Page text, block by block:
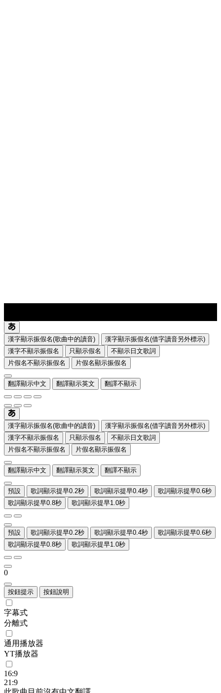
漢字顯示振假名(歌曲中的讀音)
漢字顯示振假名(借字讀音另外標示)
漢字不顯示振假名
只顯示假名
不顯示日文歌詞
片假名不顯示振假名
片假名顯示振假名
翻譯顯示中文 翻譯顯示英文 翻譯不顯示
漢字顯示振假名(歌曲中的讀音)
漢字顯示振假名(借字讀音另外標示)
漢字不顯示振假名
只顯示假名
不顯示日文歌詞
片假名不顯示振假名
片假名顯示振假名
翻譯顯示中文 翻譯顯示英文 翻譯不顯示
預設 歌詞顯示提早0.2秒 歌詞顯示提早0.4秒
歌詞顯示提早0.6秒
歌詞顯示提早0.8秒
歌詞顯示提早1.0秒
預設 歌詞顯示提早0.2秒 歌詞顯示提早0.4秒
歌詞顯示提早0.6秒
歌詞顯示提早0.8秒
歌詞顯示提早1.0秒
0
按鈕提示 按鈕說明
字幕式
分離式
通用播放器
YT播放器
16:9
21:9